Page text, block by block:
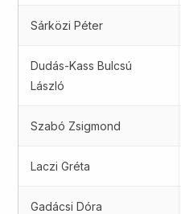
Sárközi Péter
Dudás-Kass Bulcsú
László
Szabó Zsigmond
Laczi Gréta
Gadácsi Dóra